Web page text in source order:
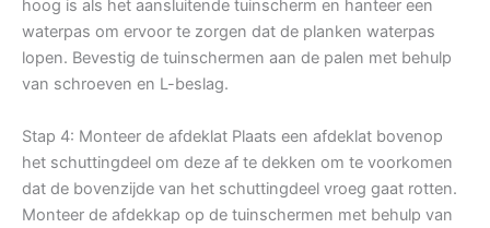
hoog is als het aansluitende tuinscherm en hanteer een
waterpas om ervoor te zorgen dat de planken waterpas
lopen. Bevestig de tuinschermen aan de palen met behulp
van schroeven en L-beslag.
Stap 4: Monteer de afdeklat Plaats een afdeklat bovenop
het schuttingdeel om deze af te dekken om te voorkomen
dat de bovenzijde van het schuttingdeel vroeg gaat rotten.
Monteer de afdekkap op de tuinschermen met behulp van